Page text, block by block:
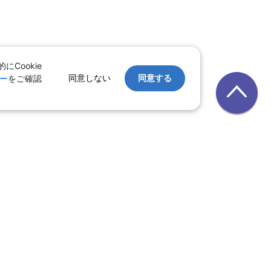
にCookie
をご確認
同意しない 同意する